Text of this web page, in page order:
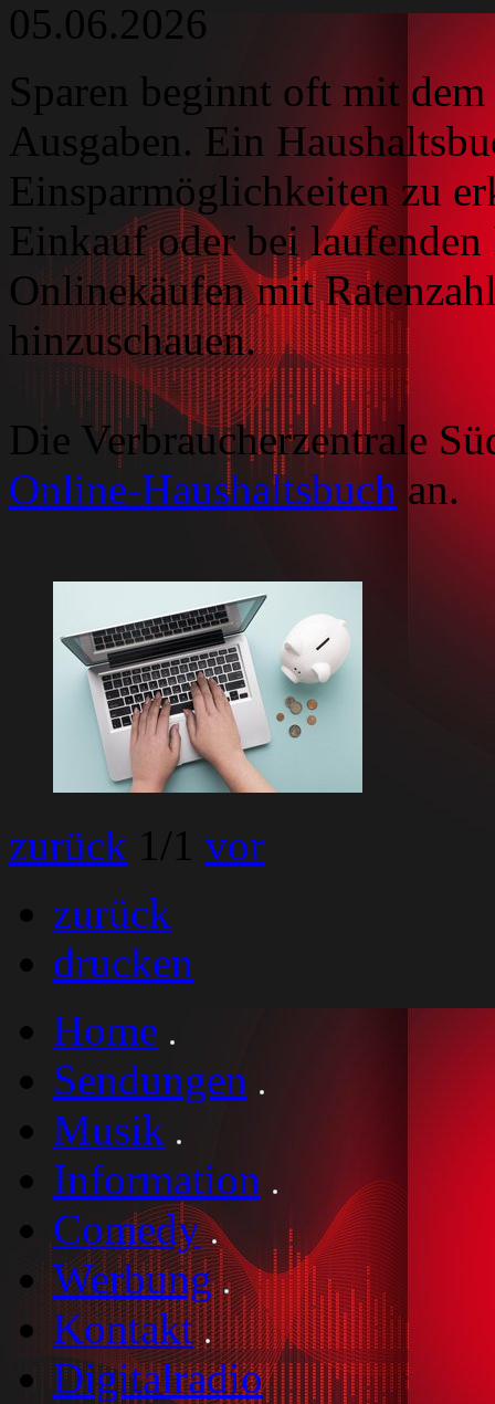
05.06.2026
Sparen beginnt oft mit
Ausgaben. Ein
Einsparmöglichkeiten zu
Einkauf oder bei
Onlinekäufen mit
hinzuschauen.
Die Verbraucherzentrale
Online-Haushaltsbuch an.
zurück 1 /1 vor
zurück
drucken
Home
Sendungen
Musik
Information
Comedy
Werbung
Kontakt
Digitalradio